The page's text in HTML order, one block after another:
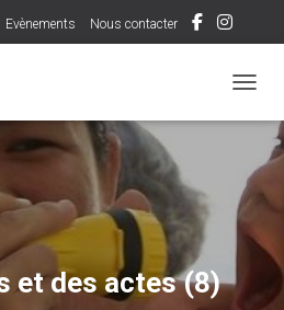
Evènements Nous contacter
et des actes (8)